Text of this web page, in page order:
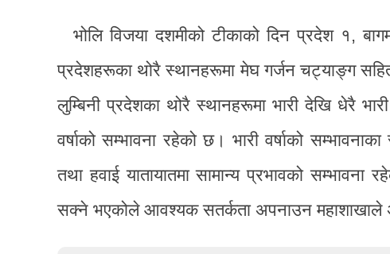
भोलि विजया दशमीको टीकाको दिन प्रदेश १,
प्रदेशहरूका थोरै स्थानहरूमा मेघ गर्जन चट्याङ्ग
लुम्बिनी प्रदेशका थोरै स्थानहरूमा भारी देखि धेरै
वर्षाको सम्भावना रहेको छ। भारी वर्षाको
तथा हवाई यातायातमा सामान्य प्रभावको
सक्ने भएकोले आवश्यक सतर्कता अपनाउन महाशाखाले